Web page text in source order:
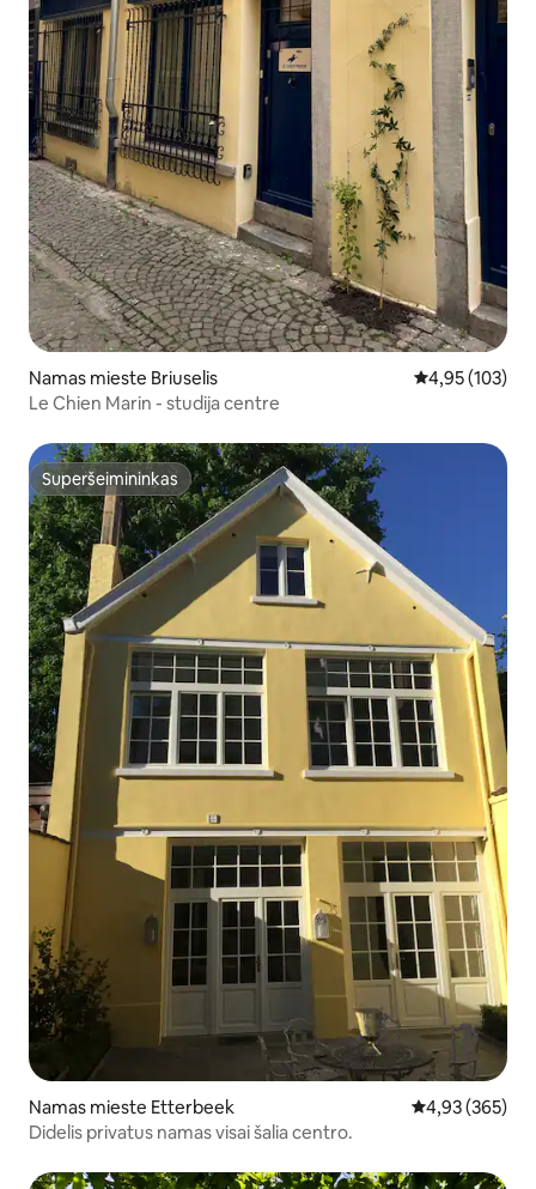
Namas mieste Briuselis Vidutinis
4,95 (103)
Le Chien Marin - studija centre
Superšeimininkas
Superšeimininkas
Namas mieste Etterbeek Vidutinis
4,93 (365)
Didelis privatus namas visai šalia centro.